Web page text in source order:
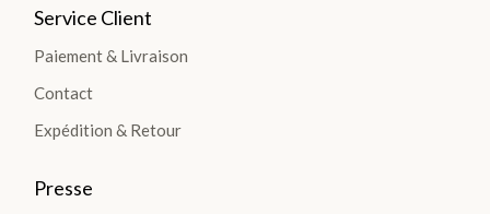
Gourmandes
TOUTES
TABLETTES
Service Client
Paiement & Livraison
Contact
Expédition & Retour
Presse